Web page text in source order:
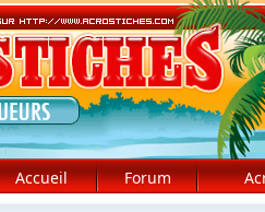
Accueil Forum